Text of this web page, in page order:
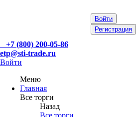
Войти
Регистрация
+7 (800) 200-05-86
etp@sti-trade.ru
Войти
Меню
Главная
Все торги
Назад
Все торги